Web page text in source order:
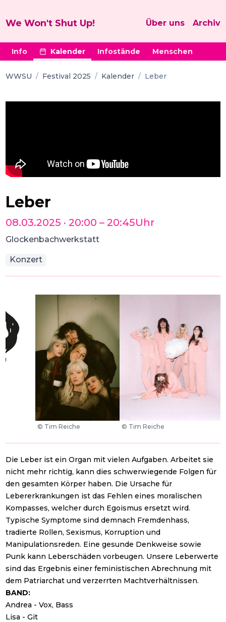
We Won't Shut Up! Über uns Archiv
Info Kalender Infostände Menschen
WWSU / Festival 2025 / Kalender / Leber
Leber
08.03.2025 ·20:00 –20:45Uhr
Glockenbachwerkstatt
Konzert
© Tim Reiche © Tim Reiche
Die Leber ist ein Organ mit vielen Aufgaben. Arbeitet sie
nicht mehr richtig, kann dies schwerwiegende Folgen für
den gesamten Körper haben. Die Ursache für
Lebererkrankungen ist das Fehlen eines moralischen
Kompasses, welcher durch Egoismus ersetzt wird.
Typische Symptome sind demnach Fremdenhass,
tradierte Rollen, Sexismus, Korruption und
Manipulationsreden. Eine gesunde Denkweise sowie
Punk kann Leberschäden vorbeugen. Unsere Leberwerte
sind das Ergebnis einer feministischen Abrechnung mit
dem Patriarchat und verzerrten Machtverhältnissen.
BAND:
Andrea - Vox, Bass
Lisa - Git